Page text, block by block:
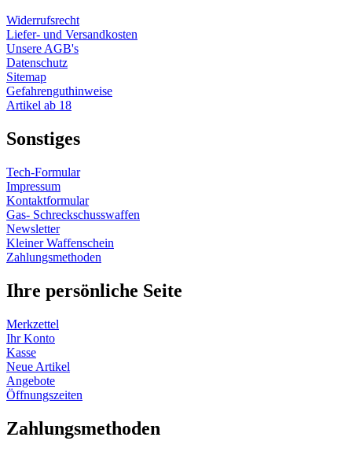
Widerrufsrecht
Liefer- und Versandkosten
Unsere AGB's
Datenschutz
Sitemap
Gefahrenguthinweise
Artikel ab 18
Sonstiges
Tech-Formular
Impressum
Kontaktformular
Gas- Schreckschusswaffen
Newsletter
Kleiner Waffenschein
Zahlungsmethoden
Ihre persönliche Seite
Merkzettel
Ihr Konto
Kasse
Neue Artikel
Angebote
Öffnungszeiten
Zahlungsmethoden